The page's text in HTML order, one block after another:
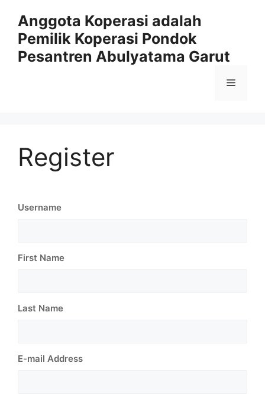
Anggota Koperasi adalah
Pemilik Koperasi Pondok
Pesantren Abulyatama Garut
Register
Username
First Name
Last Name
E-mail Address